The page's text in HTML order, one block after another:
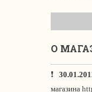
О
❗
магазина